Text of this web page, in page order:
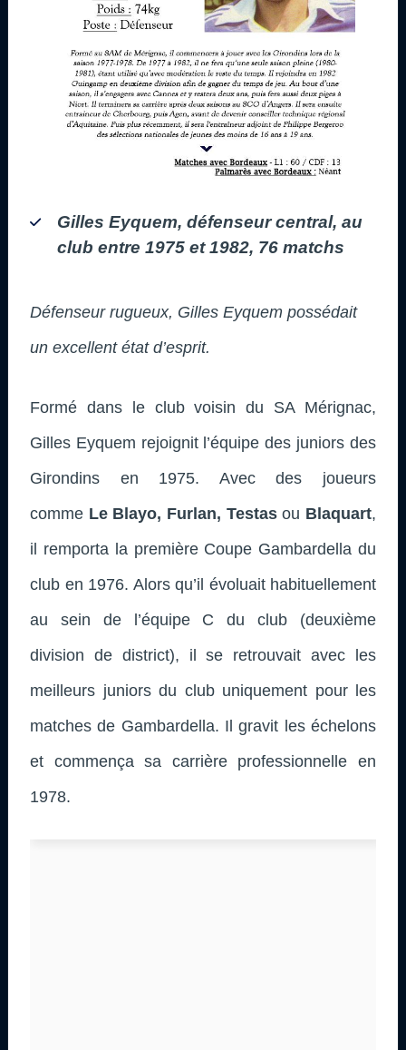
Gilles Eyquem, défenseur central, au
club entre 1975 et 1982, 76 matchs
Défenseur rugueux, Gilles Eyquem possédait
un excellent état d’esprit.
Formé dans le club voisin du SA Mérignac,
Gilles Eyquem rejoignit l’équipe des juniors des
Girondins en 1975. Avec des joueurs
comme Le Blayo, Furlan, Testasou Blaquart,
il remporta la première Coupe Gambardella du
club en 1976. Alors qu’il évoluait habituellement
au sein de l’équipe C du club (deuxième
division de district), il se retrouvait avec les
meilleurs juniors du club uniquement pour les
matches de Gambardella. Il gravit les échelons
et commença sa carrière professionnelle en
1978.